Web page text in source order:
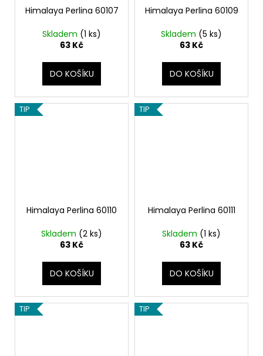
Himalaya Perlina 60107
Skladem (1 ks)
63 Kč
DO KOŠÍKU
Himalaya Perlina 60109
Skladem (5 ks)
63 Kč
DO KOŠÍKU
TIP
Himalaya Perlina 60110
Skladem (2 ks)
63 Kč
DO KOŠÍKU
TIP
Himalaya Perlina 60111
Skladem (1 ks)
63 Kč
DO KOŠÍKU
TIP TIP